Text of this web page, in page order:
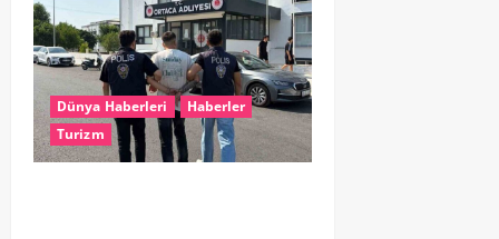
Dünya Haberleri
Haberler
Turizm